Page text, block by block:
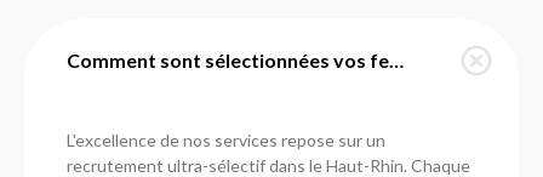
Comment sont sélectionnées vos femmes de ménage dans le Haut-Rhin ?
L'excellence de nos services repose sur un
recrutement ultra-sélectif dans le Haut-Rhin. Chaque